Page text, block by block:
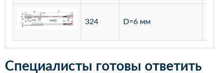
324 D=6 мм
Специалисты готовы ответить